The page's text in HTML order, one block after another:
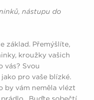
nástupu do
základ. Přemýšlíte,
kroužky vašich
vás? Svou
pro vaše blízké.
by vám neměla vlézt
Buďte sobečtí,